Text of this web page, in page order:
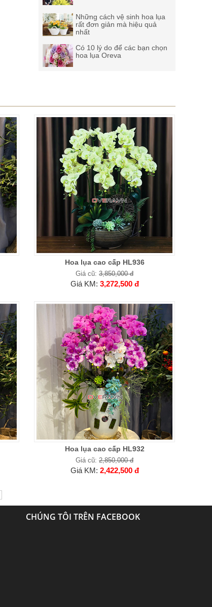
Những cách vệ sinh hoa lụa
rất đơn giản mà hiệu quả
nhất
Có 10 lý do để các bạn chọn
hoa lụa Oreva
Hoa lụa cao cấp HL936
Giá cũ: 3,850,000 đ
Giá KM: 3,272,500 đ
Hoa lụa cao cấp HL932
Giá cũ: 2,850,000 đ
Giá KM: 2,422,500 đ
CHÚNG TÔI TRÊN FACEBOOK